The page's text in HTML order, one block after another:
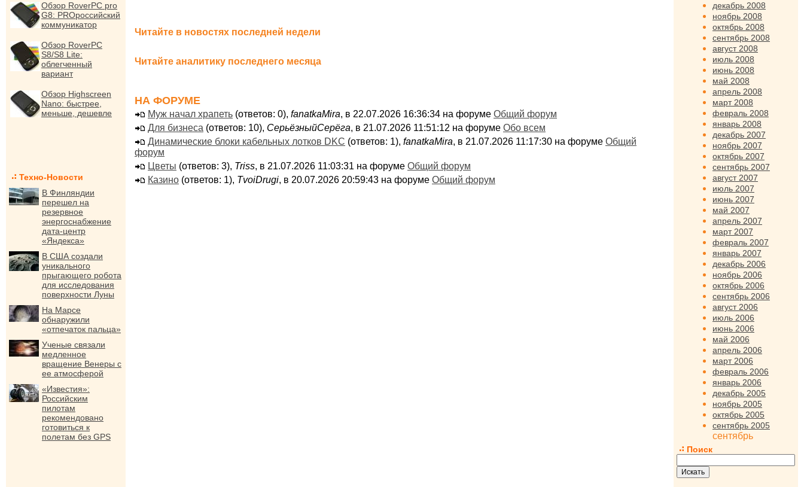
Обзор RoverPC pro
G8: PROроссийский
коммуникатор
Обзор RoverPC
S8/S8 Lite:
облегченный
вариант
Обзор Highscreen
Nano: быстрее,
меньше, дешевле
Техно-Новости
В Финляндии
перешел на
резервное
энергоснабжение
дата-центр
«Яндекса»
В США создали
уникального
прыгающего робота
для исследования
поверхности Луны
На Марсе
обнаружили
«отпечаток пальца»
Ученые связали
медленное
вращение Венеры с
ее атмосферой
«Известия»:
Российским
пилотам
рекомендовано
готовиться к
полетам без GPS
Читайте в новостях последней недели
Читайте аналитику последнего месяца
НА ФОРУМЕ
Муж начал храпеть (ответов: 0), fanatkaMira, в 22.07.2026 16:36:34 на форуме Общий форум
Для бизнеса (ответов: 10), СерьёзныйСерёга, в 21.07.2026 11:51:12 на форуме Обо всем
Динамические блоки кабельных лотков DKC (ответов: 1), fanatkaMira, в 21.07.2026 11:17:30 на форуме Общий
форум
Цветы (ответов: 3), Triss, в 21.07.2026 11:03:31 на форуме Общий форум
Казино (ответов: 1), TvoiDrugi, в 20.07.2026 20:59:43 на форуме Общий форум
декабрь 2008
ноябрь 2008
октябрь 2008
сентябрь 2008
август 2008
июль 2008
июнь 2008
май 2008
апрель 2008
март 2008
февраль 2008
январь 2008
декабрь 2007
ноябрь 2007
октябрь 2007
сентябрь 2007
август 2007
июль 2007
июнь 2007
май 2007
апрель 2007
март 2007
февраль 2007
январь 2007
декабрь 2006
ноябрь 2006
октябрь 2006
сентябрь 2006
август 2006
июль 2006
июнь 2006
май 2006
апрель 2006
март 2006
февраль 2006
январь 2006
декабрь 2005
ноябрь 2005
октябрь 2005
сентябрь 2005
сентябрь
Поиск